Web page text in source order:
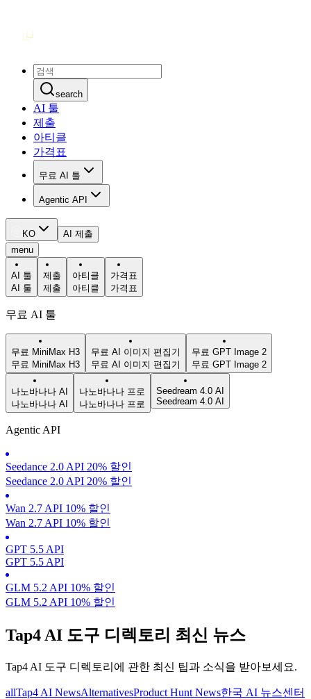
search
AI 툴
제출
아티클
가격표
무료 AI 툴
Agentic API
KO
AI 제출
menu
AI 툴
AI 툴
제출
제출
아티클
아티클
가격표
가격표
무료 AI 툴
무료 MiniMax H3
무료 MiniMax H3
무료 AI 이미지 편집기
무료 AI 이미지 편집기
무료 GPT Image 2
무료 GPT Image 2
나노바나나 AI
나노바나나 AI
나노바나나 프로
나노바나나 프로
Seedream 4.0 AI
Seedream 4.0 AI
Agentic API
Seedance 2.0 API 20% 할인
Seedance 2.0 API 20% 할인
Wan 2.7 API 10% 할인
Wan 2.7 API 10% 할인
GPT 5.5 API
GPT 5.5 API
GLM 5.2 API 10% 할인
GLM 5.2 API 10% 할인
Tap4 AI 도구 디렉토리 최신 뉴스
Tap4 AI 도구 디렉토리에 관한 최신 팁과 소식을 받아보세요.
allTap4 AI NewsAlternativesProduct Hunt News한국 AI 뉴스센터